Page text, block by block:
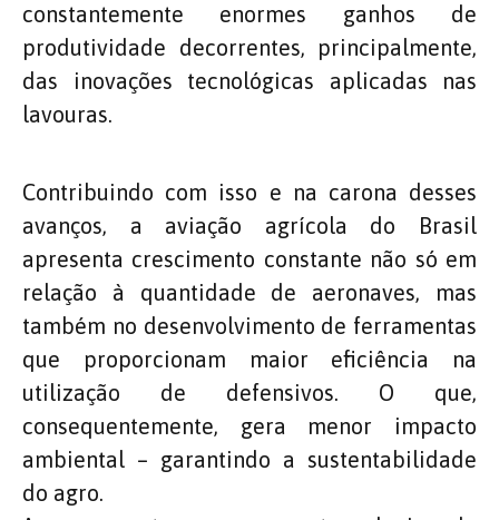
constantemente enormes ganhos de
produtividade decorrentes, principalmente,
das inovações tecnológicas aplicadas nas
lavouras.
Contribuindo com isso e na carona desses
avanços, a aviação agrícola do Brasil
apresenta crescimento constante não só em
relação à quantidade de aeronaves, mas
também no desenvolvimento de ferramentas
que proporcionam maior eficiência na
utilização de defensivos. O que,
consequentemente, gera menor impacto
ambiental – garantindo a sustentabilidade
do agro.